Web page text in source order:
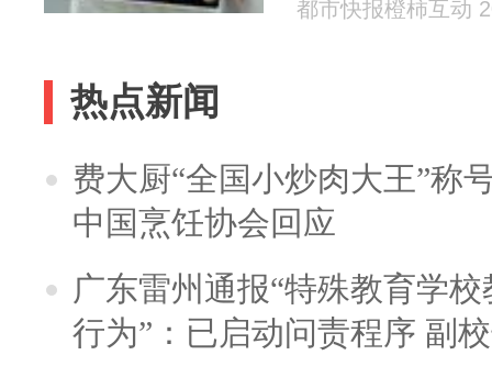
都市快报橙柿互动
热点新闻
费大厨“全国小炒肉大王”称
中国烹饪协会回应
广东雷州通报“特殊教育学
行为”：已启动问责程序 副